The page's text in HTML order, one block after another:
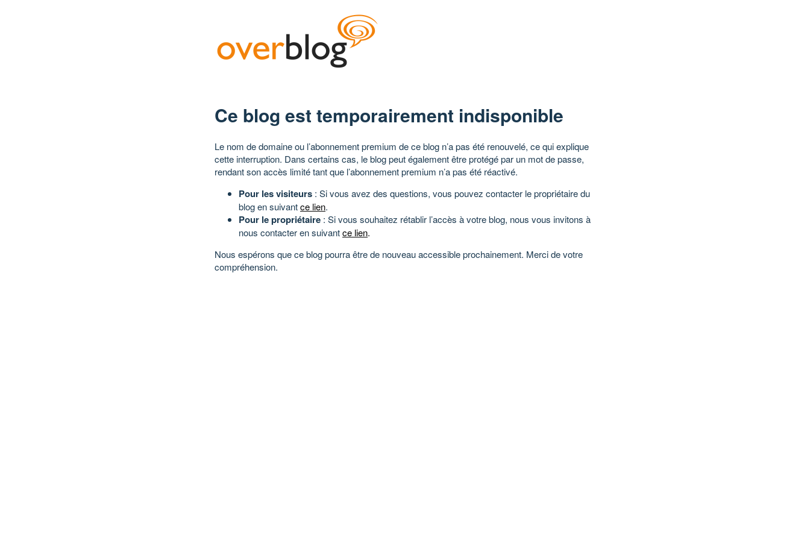
Ce blog est temporairement indisponible
Le nom de domaine ou l’abonnement premium de ce blog n’a pas été renouvelé, ce qui explique
cette interruption. Dans certains cas, le blog peut également être protégé par un mot de passe,
rendant son accès limité tant que l’abonnement premium n’a pas été réactivé.
Pour les visiteurs : Si vous avez des questions, vous pouvez contacter le propriétaire du
blog en suivantce lien.
Pour le propriétaire : Si vous souhaitez rétablir l’accès à votre blog, nous vous invitons à
nous contacter en suivantce lien.
Nous espérons que ce blog pourra être de nouveau accessible prochainement. Merci de votre
compréhension.